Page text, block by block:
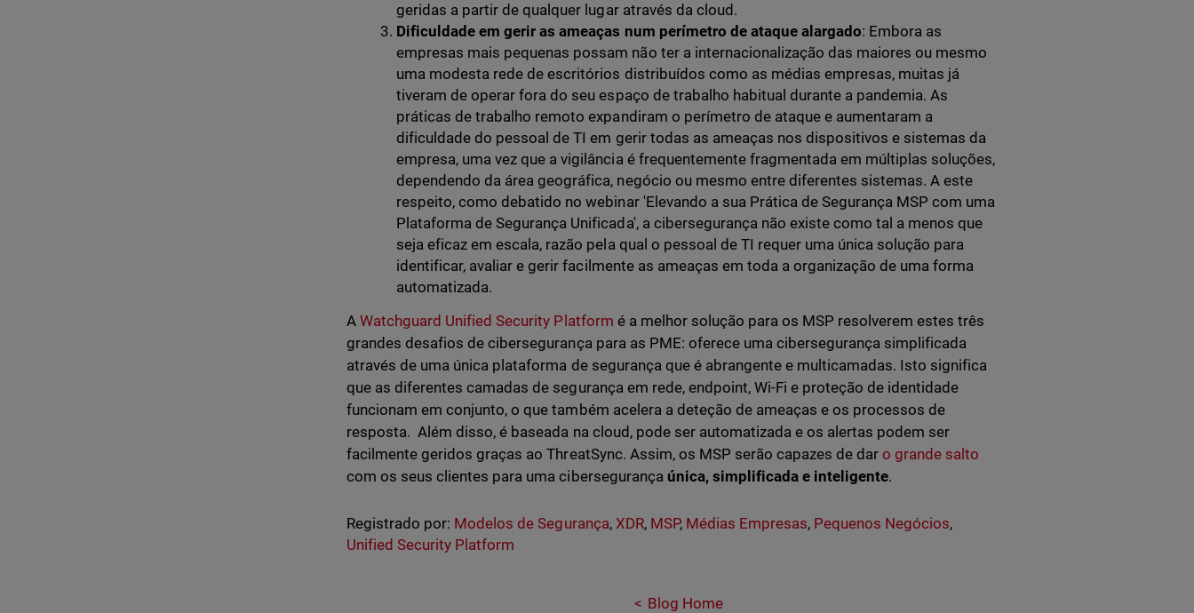
geridas a partir de qualquer lugar através da cloud.
Dificuldade em gerir as ameaças num perímetro de ataque alargado: Embora as
empresas mais pequenas possam não ter a internacionalização das maiores ou mesmo
uma modesta rede de escritórios distribuídos como as médias empresas, muitas já
tiveram de operar fora do seu espaço de trabalho habitual durante a pandemia. As
práticas de trabalho remoto expandiram o perímetro de ataque e aumentaram a
dificuldade do pessoal de TI em gerir todas as ameaças nos dispositivos e sistemas da
empresa, uma vez que a vigilância é frequentemente fragmentada em múltiplas soluções,
dependendo da área geográfica, negócio ou mesmo entre diferentes sistemas. A este
respeito, como debatido no webinar 'Elevando a sua Prática de Segurança MSP com uma
Plataforma de Segurança Unificada', a cibersegurança não existe como tal a menos que
seja eficaz em escala, razão pela qual o pessoal de TI requer uma única solução para
identificar, avaliar e gerir facilmente as ameaças em toda a organização de uma forma
automatizada.
AWatchguard Unified Security Platform é a melhor solução para os MSP resolverem estes três
grandes desafios de cibersegurança para as PME: oferece uma cibersegurança simplificada
através de uma única plataforma de segurança que é abrangente e multicamadas. Isto significa
que as diferentes camadas de segurança em rede, endpoint, Wi-Fi e proteção de identidade
funcionam em conjunto, o que também acelera a deteção de ameaças e os processos de
resposta. Além disso, é baseada na cloud, pode ser automatizada e os alertas podem ser
facilmente geridos graças ao ThreatSync. Assim, os MSP serão capazes de daro grande salto
com os seus clientes para uma cibersegurança única, simplificada e inteligente.
Registrado por: Modelos de Segurança, XDR, MSP, Médias Empresas, Pequenos Negócios,
Unified Security Platform
Blog Home